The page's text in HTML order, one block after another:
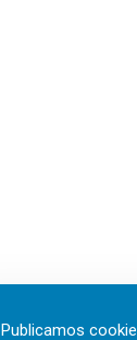
Publicamos